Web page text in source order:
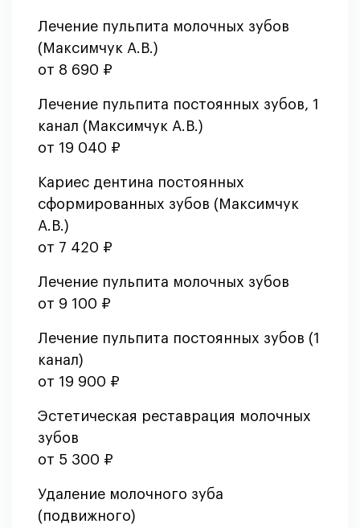
Лечение пульпита молочных зубов
(Максимчук А.В.)
от 8 690 ₽
Лечение пульпита постоянных зубов, 1
канал (Максимчук А.В.)
от 19 040 ₽
Кариес дентина постоянных
сформированных зубов (Максимчук
А.В.)
от 7 420 ₽
Лечение пульпита молочных зубов
от 9 100 ₽
Лечение пульпита постоянных зубов (1
канал)
от 19 900 ₽
Эстетическая реставрация молочных
зубов
от 5 300 ₽
Удаление молочного зуба
(подвижного)